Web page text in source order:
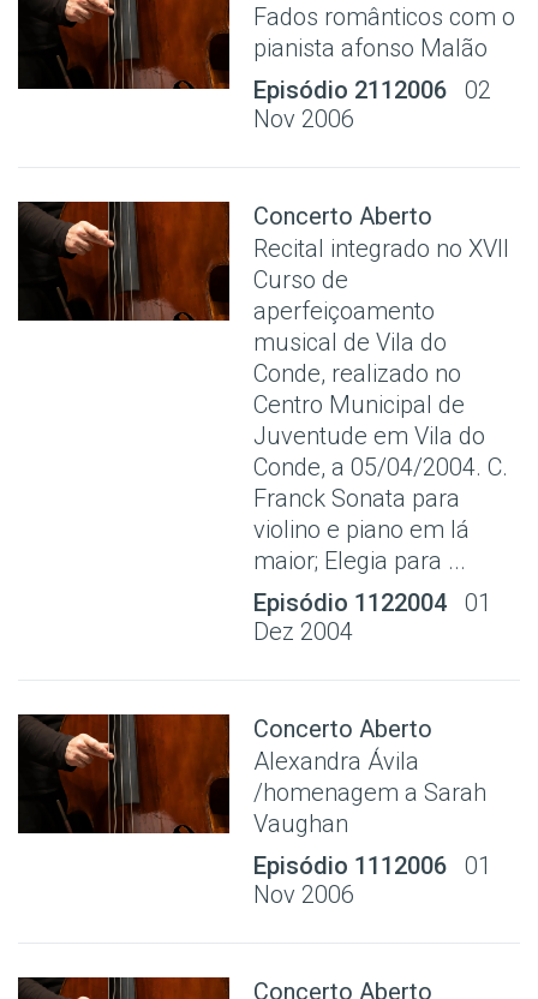
Fados românticos com o
pianista afonso Malão
Episódio 2112006
02
Nov 2006
Concerto Aberto
Recital integrado no XVII
Curso de
aperfeiçoamento
musical de Vila do
Conde, realizado no
Centro Municipal de
Juventude em Vila do
Conde, a 05/04/2004. C.
Franck Sonata para
violino e piano em lá
maior; Elegia para ...
Episódio 1122004
01
Dez 2004
Concerto Aberto
Alexandra Ávila
/homenagem a Sarah
Vaughan
Episódio 1112006
01
Nov 2006
Concerto Aberto